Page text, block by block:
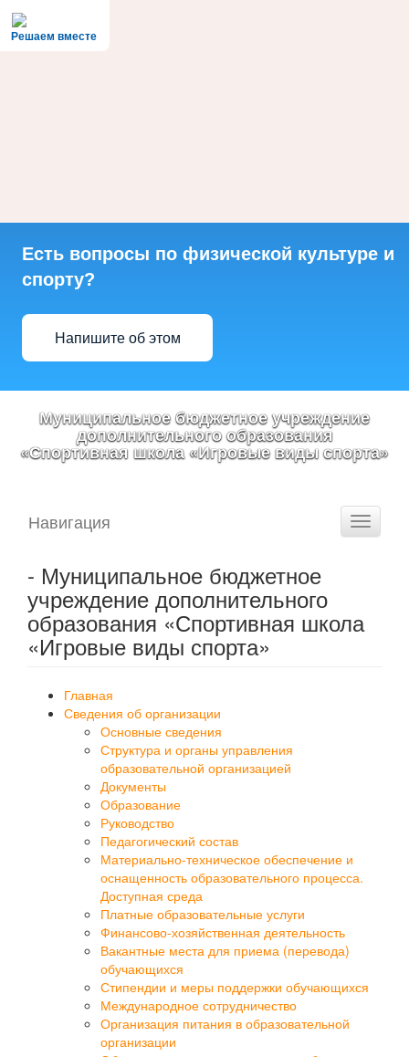
Решаем вместе
Есть вопросы по физической культуре и
спорту?
Напишите об этом
Муниципальное бюджетное учреждение
дополнительного образования
«Спортивная школа «Игровые виды спорта»
Toggle
Навигация
- Муниципальное бюджетное
учреждение дополнительного
образования «Спортивная школа
«Игровые виды спорта»
Главная
Сведения об организации
Основные сведения
Структура и органы управления
образовательной организацией
Документы
Образование
Руководство
Педагогический состав
Материально-техническое обеспечение и
оснащенность образовательного процесса.
Доступная среда
Платные образовательные услуги
Финансово-хозяйственная деятельность
Вакантные места для приема (перевода)
обучающихся
Стипендии и меры поддержки обучающихся
Международное сотрудничество
Организация питания в образовательной
организации